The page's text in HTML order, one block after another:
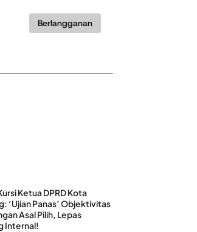
Berlangganan
Ketua DPRD Kota
‘Ujian Panas’ Objektivitas
Asal Pilih, Lepas
Internal!